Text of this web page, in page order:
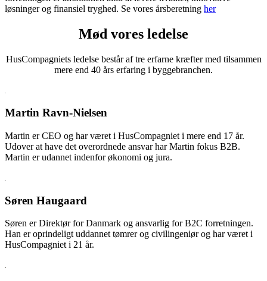
løsninger og finansiel tryghed. Se vores årsberetning her
Mød vores ledelse
HusCompagniets ledelse består af tre erfarne kræfter med tilsammen
mere end 40 års erfaring i byggebranchen.
Martin Ravn-Nielsen
Martin er CEO og har været i HusCompagniet i mere end 17 år.
Udover at have det overordnede ansvar har Martin fokus B2B.
Martin er udannet indenfor økonomi og jura.
Søren Haugaard
Søren er Direktør for Danmark og ansvarlig for B2C forretningen.
Han er oprindeligt uddannet tømrer og civilingeniør og har været i
HusCompagniet i 21 år.